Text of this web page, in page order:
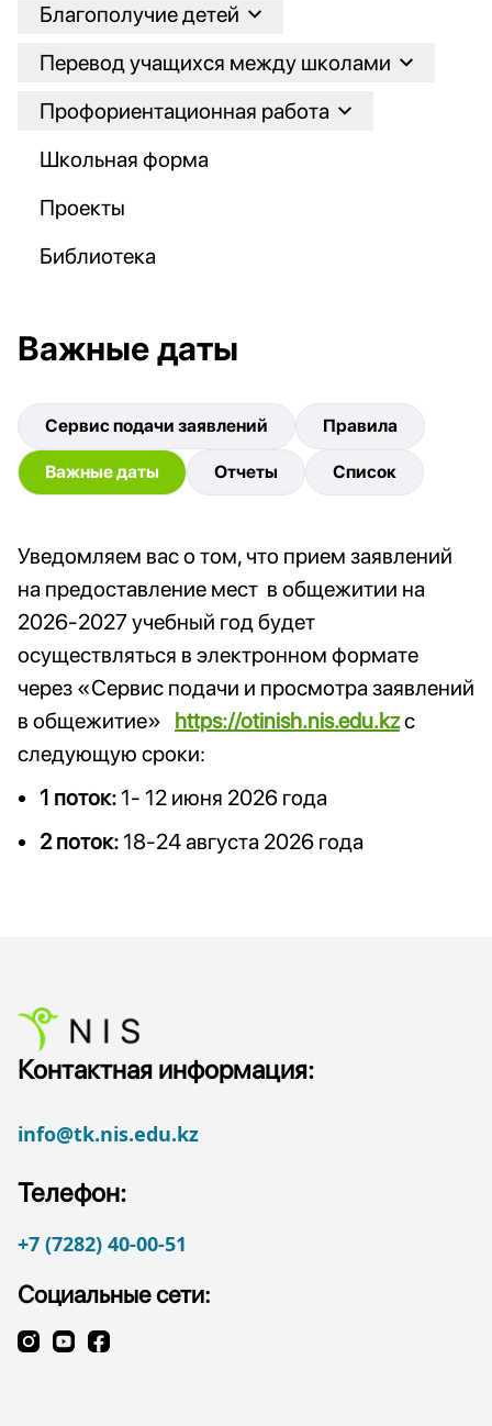
Благополучие детей
Перевод учащихся между школами
Профориентационная работа
Школьная форма
Проекты
Библиотека
Важные даты
Сервис подачи заявлений Правила
Важные даты Отчеты Список
Уведомляем вас о том, что прием заявлений
на предоставление мест в общежитии на
2026-2027 учебный год будет
осуществляться в электронном формате
через «Сервис подачи и просмотра заявлений
в общежитие» https://otinish.nis.edu.kzс
следующую сроки:
1 поток: 1- 12 июня 2026 года
2 поток: 18-24 августа 2026 года
Контактная информация:
info@tk.nis.edu.kz
Телефон:
+7 (7282) 40-00-51
Социальные сети: